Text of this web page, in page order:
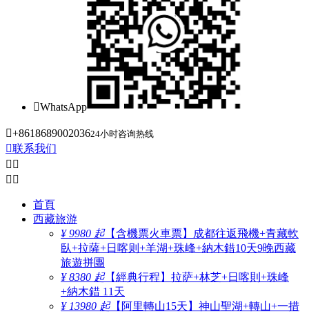
WhatsApp
+861868900203624小时咨询热线
联系我们
 
 
首頁
西藏旅游
¥ 9980 起【含機票火車票】成都往返飛機+青藏軟
臥+拉薩+日喀则+羊湖+珠峰+納木錯10天9晚西藏
旅遊拼團
¥ 8380 起【經典行程】拉萨+林芝+日喀則+珠峰
+納木錯 11天
¥ 13980 起【阿里轉山15天】神山聖湖+轉山+一措